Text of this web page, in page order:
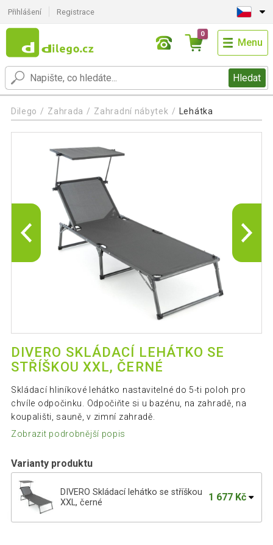
Přihlášení Registrace
Hledat
0
Menu
Dilego Zahrada Zahradní nábytek Lehátka
DIVERO SKLÁDACÍ LEHÁTKO SE
STŘÍŠKOU XXL, ČERNÉ
Skládací hliníkové lehátko nastavitelné do 5-ti poloh pro
chvíle odpočinku. Odpočiňte si u bazénu, na zahradě, na
koupališti, sauně, v zimní zahradě.
Zobrazit podrobnější popis
Varianty produktu
DIVERO Skládací lehátko se stříškou
XXL, černé
1 677 Kč